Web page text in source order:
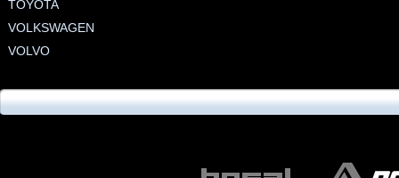
TOYOTA
VOLKSWAGEN
VOLVO